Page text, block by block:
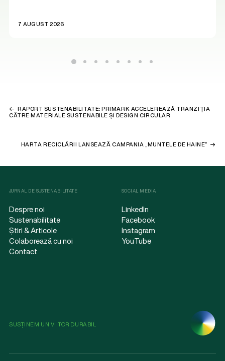
7 AUGUST 2026
RAPORT SUSTENABILITATE: PRIMARK ACCELEREAZĂ TRANZIȚIA
CĂTRE MATERIALE SUSTENABILE ȘI DESIGN CIRCULAR
HARTA RECICLĂRII LANSEAZĂ CAMPANIA „MUNTELE DE HAINE”
JURNAL DE SUSTENABILITATE
Despre noi
Sustenabilitate
Știri & Articole
Colaborează cu noi
Contact
SOCIAL MEDIA
LinkedIn
Facebook
Instagram
YouTube
SUSȚINEM UN VIITOR DURABIL